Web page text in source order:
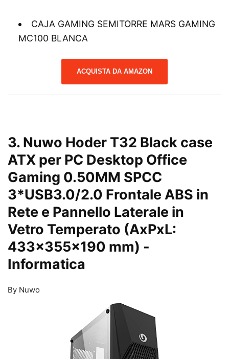
CAJA GAMING SEMITORRE MARS GAMING
MC100 BLANCA
ACQUISTA DA AMAZON
3. Nuwo Hoder T32 Black case
ATX per PC Desktop Office
Gaming 0.50MM SPCC
3*USB3.0/2.0 Frontale ABS in
Rete e Pannello Laterale in
Vetro Temperato (AxPxL:
433x355x190 mm) -
Informatica
By Nuwo